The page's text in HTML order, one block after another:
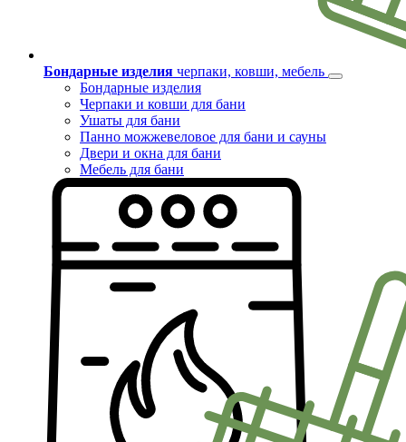
Бондарные изделия черпаки, ковши, мебель
Бондарные изделия
Черпаки и ковши для бани
Ушаты для бани
Панно можжевеловое для бани и сауны
Двери и окна для бани
Мебель для бани